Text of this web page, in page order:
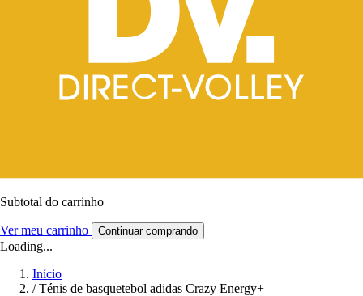
Subtotal do carrinho
Ver meu carrinho Continuar comprando
Loading...
Início
/ Ténis de basquetebol adidas Crazy Energy+